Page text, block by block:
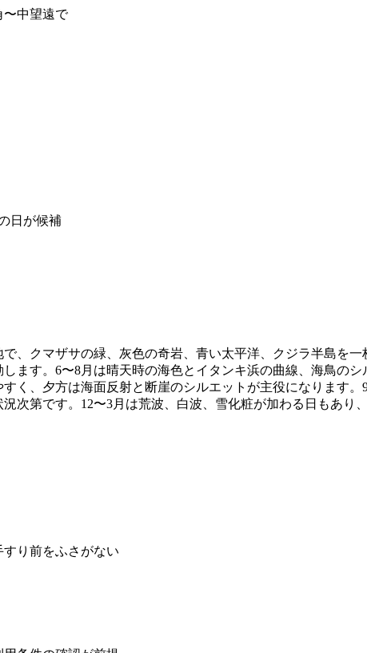
〜中望遠で
日が候補
、クマザサの緑、灰色の奇岩、青い太平洋、クジラ半島を
ます。6〜8月は晴天時の海色とイタンキ浜の曲線、海鳥の
く、夕方は海面反射と断崖のシルエットが主役になります
次第です。12〜3月は荒波、白波、雪化粧が加わる日もあり
り前をふさがない